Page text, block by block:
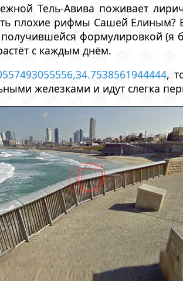
Тель-Авива поживает
плохие рифмы Сашей Елиным?
получившейся формулировкой
с каждым днём.
,
железками и идут слегка